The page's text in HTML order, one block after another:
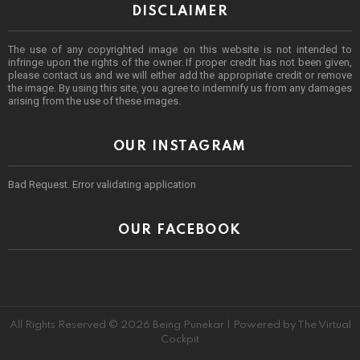
DISCLAIMER
The use of any copyrighted image on this website is not intended to
infringe upon the rights of the owner. If proper credit has not been given,
please contact us and we will either add the appropriate credit or remove
the image. By using this site, you agree to indemnify us from any damages
arising from the use of these images.
OUR INSTAGRAM
Bad Request. Error validating application
OUR FACEBOOK
All Rights Reserved © 2026 Being Punekar | Powered by The Virtual
Cockpit